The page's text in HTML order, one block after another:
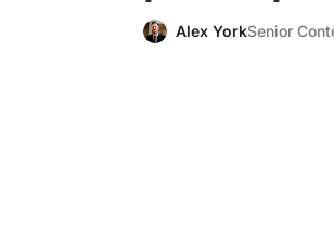
Alex YorkSenior